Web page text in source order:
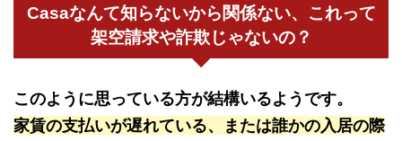
Casaなんて知らないから関係ない、これって
架空請求や詐欺じゃないの？
このように思っている方が結構いるようです。
家賃の支払いが遅れている、または誰かの入居の際